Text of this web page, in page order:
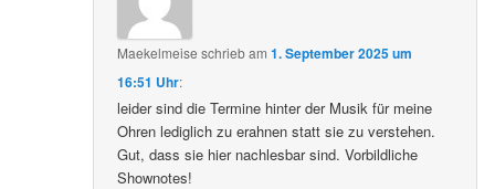
Maekelmeise schriebam1. September 2025 um
16:51 Uhr:
leider sind die Termine hinter der Musik für meine
Ohren lediglich zu erahnen statt sie zu verstehen.
Gut, dass sie hier nachlesbar sind. Vorbildliche
Shownotes!